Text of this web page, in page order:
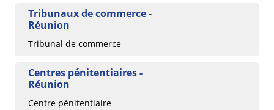
Tribunaux de commerce -
Réunion
Tribunal de commerce
Centres pénitentiaires -
Réunion
Centre pénitentiaire